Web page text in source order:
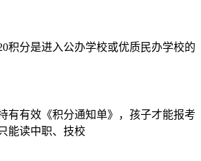
积分是进入公办学校或优质民办学校的
有有效《积分通知单》，孩子才能报考
能读中职、技校